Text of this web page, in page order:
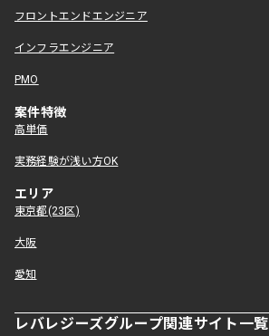
フロントエンドエンジニア
インフラエンジニア
PMO
案件特徴
高単価
実務経験が浅い方OK
エリア
東京都(23区)
大阪
愛知
レバレジーズグループ関連サイト一覧